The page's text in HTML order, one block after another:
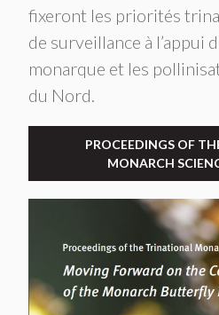
fixeront les priorités
de surveillance à l’appui
monarque et les
du Nord.
PROCEEDINGS OF
MONARCH